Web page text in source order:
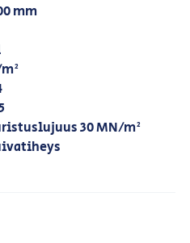
mm
30 MN/m²